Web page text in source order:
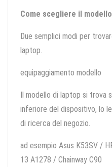
Come scegliere il
Due semplici modi per
laptop.
equipaggiamento modello
Il modello di laptop si trova
inferiore del dispositivo, lo
di ricerca del negozio.
ad esempio Asus K53SV /
13 A1278 / Chainway C90